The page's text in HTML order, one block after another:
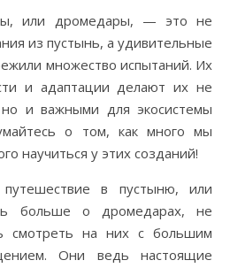
или дромедары, — это не
из пустынь, а удивительные
множество испытаний. Их
и адаптации делают их не
и важными для экосистемы
о том, как много мы
научиться у этих созданий!
в пустыню, или
больше о дромедарах, не
смотреть на них с большим
Они ведь настоящие